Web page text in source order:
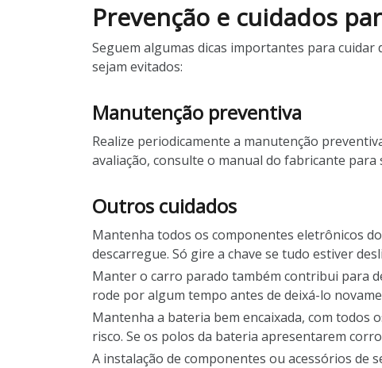
Prevenção e cuidados
Seguem algumas dicas importantes para
sejam evitados:
Manutenção preventiva
Realize periodicamente a manutenção
avaliação, consulte o manual do fabricante
Outros cuidados
Mantenha todos os componentes eletrônicos
descarregue. Só gire a chave se tudo estiver
Manter o carro parado também contribui para
rode por algum tempo antes de deixá-lo
Mantenha a bateria bem encaixada, com todos
risco. Se os polos da bateria apresentarem
A instalação de componentes ou acessórios de